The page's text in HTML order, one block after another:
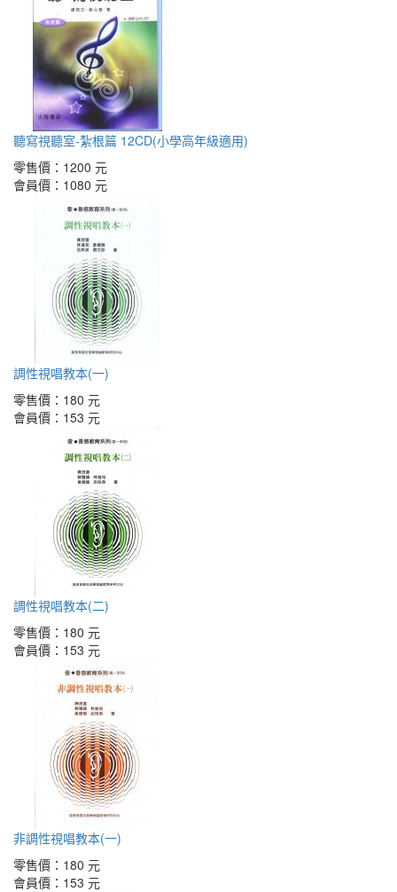
聽寫視聽室-紮根篇 12CD(小學高年級適用)
零售價： 1200 元
會員價： 1080 元
調性視唱教本(一)
零售價： 180 元
會員價： 153 元
調性視唱教本(二)
零售價： 180 元
會員價： 153 元
非調性視唱教本(一)
零售價： 180 元
會員價： 153 元